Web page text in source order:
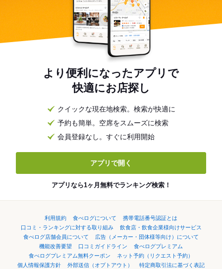
より便利になったアプリで
快適にお店探し
クイックな現在地検索。検索が快適に
予約も簡単。空席をスムーズに検索
会員登録なし。すぐに利用開始
アプリで開く
アプリなら1ヶ月無料でランキング検索！
利用規約 食べログについて
携帯電話番号認証とは
口コミ・ランキングに対する取り組み
飲食店・飲食企業様向けサービス
食べログ店舗会員について
広告（メーカー・団体様等向け）について
機能改善要望
口コミガイドライン
食べログプレミアム
食べログプレミアム無料クーポン
ネット予約（リクエスト予約）
個人情報保護方針
外部送信（オプトアウト） 特定商取引法に基づく表記